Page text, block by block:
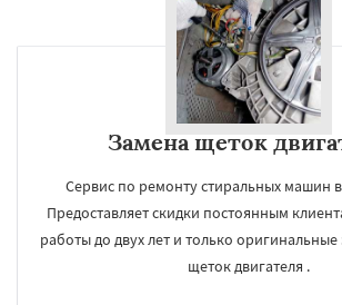
Замена щеток
Сервис по ремонту стиральных машин
Предоставляет скидки постоянным
работы до двух лет и только оригинальные
щеток двигателя .